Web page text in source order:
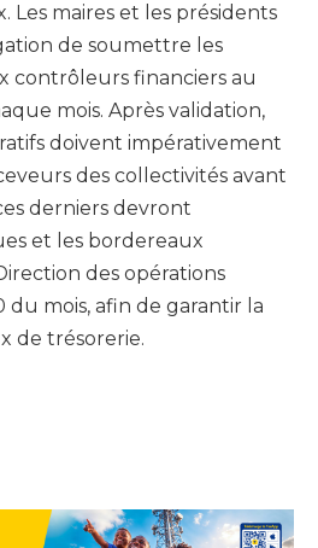
Les maires et les présidents
de soumettre les
contrôleurs financiers au
mois. Après validation,
doivent impérativement
des collectivités avant
derniers devront
et les bordereaux
des opérations
du mois, afin de garantir la
de trésorerie.